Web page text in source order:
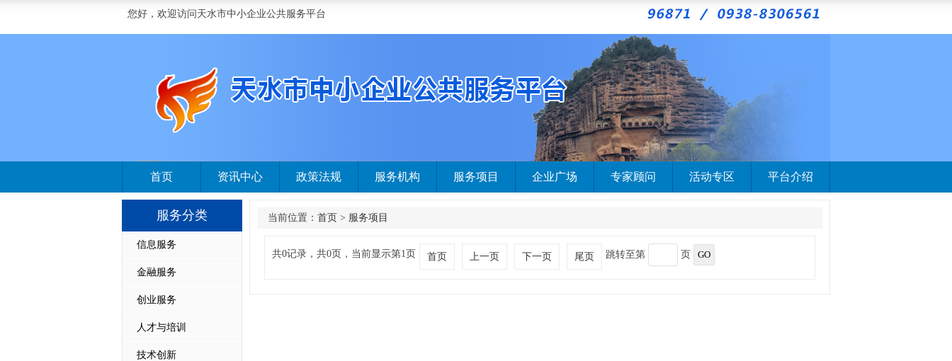
您好，欢迎访问天水市中小企业公共服务平台
首页 资讯中心 政策法规 服务机构 服务项目 企业广场 专家顾问 活动专区 平台介绍
服务分类
信息服务
金融服务
创业服务
人才与培训
技术创新
当前位置： 首页 > 服务项目
共0记录，共0页，当前显示第1页 首页 上一页 下一页 尾页 跳转至第 页